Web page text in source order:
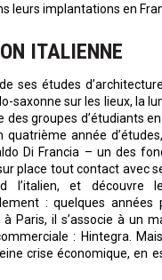
leurs implantations en
ITALIENNE
ses études
saxonne sur les lieux, la
des groupes d’étudiants
quatrième année
Di Francia – un des
place tout contact avec
l’italien, et
: quelques
à Paris, il s’associe à un
: Hintegra.
crise économique, en